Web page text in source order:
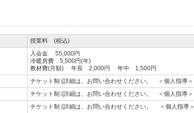
授業料 (税込)
入会金 55,000円
冷暖房費 5,500円(年)
教材費(月額) 年長 2,000円 年中 1,500円
チケット制 (詳細は、お問い合わせください。 ＜個人指導＞
チケット制 (詳細は、お問い合わせください。 ＜個人指導＞
チケット制 (詳細は、お問い合わせください。 ＜個人指導＞